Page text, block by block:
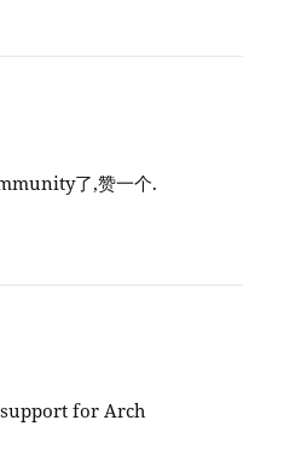
了,赞一个.
for Arch